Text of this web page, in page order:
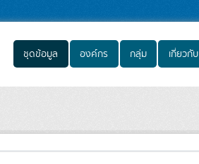
ชุดข้อมูล องค์กร กลุ่ม เกี่ยวกับ